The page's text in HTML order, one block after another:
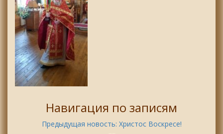
Навигация по записям
Предыдущая новость: Христос Воскресе!